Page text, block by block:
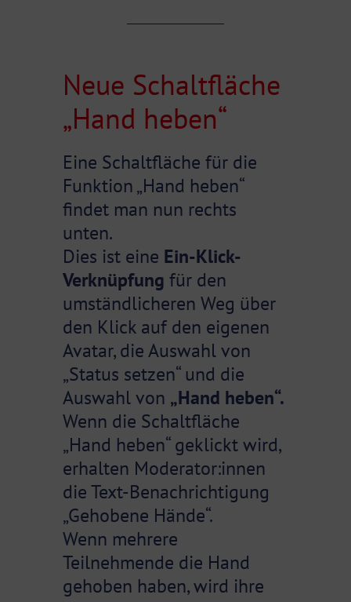
Neue Schaltfläche
„Hand heben“
Eine Schaltfläche für die
Funktion „Hand heben“
findet man nun rechts
unten.
Dies ist eine Ein-Klick-
Verknüpfung für den
umständlicheren Weg über
den Klick auf den eigenen
Avatar, die Auswahl von
„Status setzen“ und die
Auswahl von „Hand heben“.
Wenn die Schaltfläche
„Hand heben“ geklickt wird,
erhalten Moderator:innen
die Text-Benachrichtigung
„Gehobene Hände“.
Wenn mehrere
Teilnehmende die Hand
gehoben haben, wird ihre